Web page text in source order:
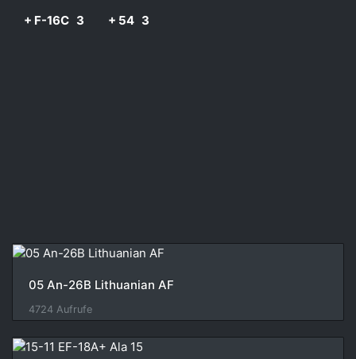
+ F-16C 3 + 54 3
05 An-26B Lithuanian AF
4724 Aufrufe